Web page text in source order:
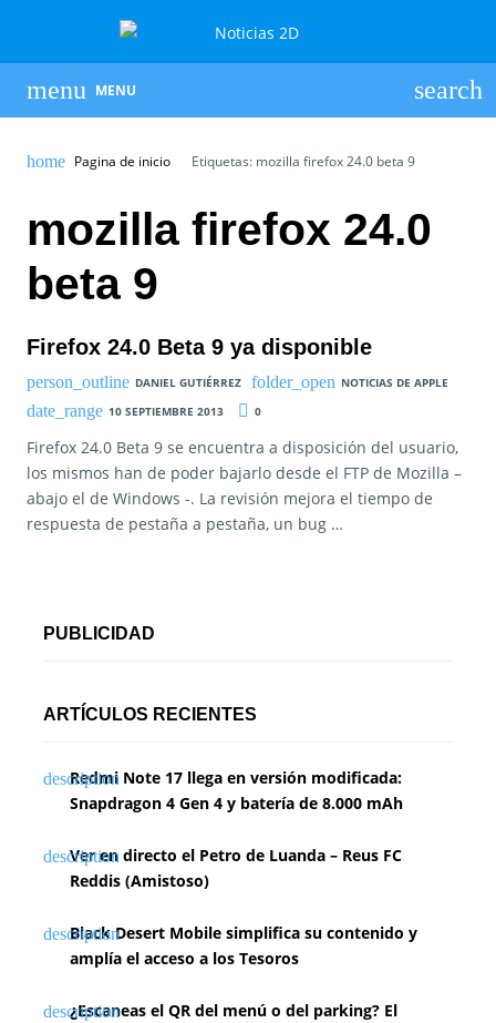
MENU
Pagina de inicio Etiquetas: mozilla firefox 24.0 beta 9
mozilla firefox 24.0
beta 9
Firefox 24.0 Beta 9 ya disponible
DANIEL GUTIÉRREZ
NOTICIAS DE APPLE
10 SEPTIEMBRE 2013
0
Firefox 24.0 Beta 9 se encuentra a disposición del usuario,
los mismos han de poder bajarlo desde el FTP de Mozilla –
abajo el de Windows -. La revisión mejora el tiempo de
respuesta de pestaña a pestaña, un bug …
PUBLICIDAD
ARTÍCULOS RECIENTES
Redmi Note 17 llega en versión modificada:
Snapdragon 4 Gen 4 y batería de 8.000 mAh
Ver en directo el Petro de Luanda – Reus FC
Reddis (Amistoso)
Black Desert Mobile simplifica su contenido y
amplía el acceso a los Tesoros
¿Escaneas el QR del menú o del parking? El